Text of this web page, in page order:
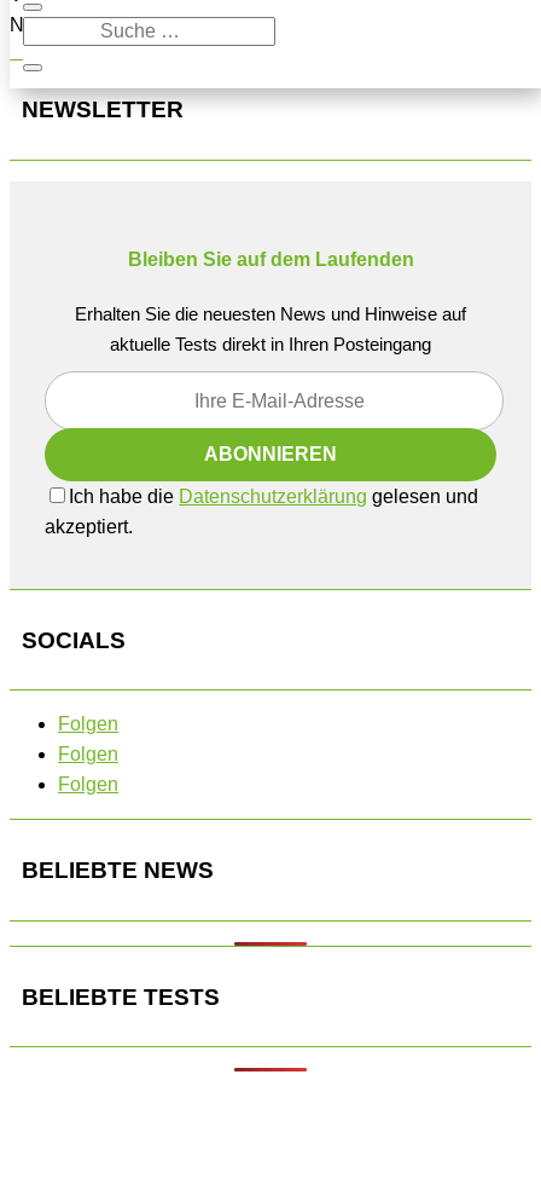
Navigation oben, um den Beitrag zu finden.
NEWSLETTER
Bleiben Sie auf dem Laufenden
Erhalten Sie die neuesten News und Hinweise auf
aktuelle Tests direkt in Ihren Posteingang
Ich habe die Datenschutzerklärung gelesen und
akzeptiert.
SOCIALS
Folgen
Folgen
Folgen
BELIEBTE NEWS
BELIEBTE TESTS